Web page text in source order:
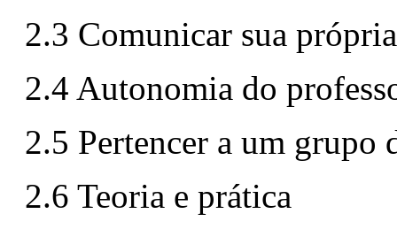
2.3 Comunicar sua
2.4 Autonomia do
2.5 Pertencer a um grupo
2.6 Teoria e prática